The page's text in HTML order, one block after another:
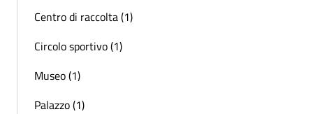
Centro di raccolta (1)
Circolo sportivo (1)
Museo (1)
Palazzo (1)